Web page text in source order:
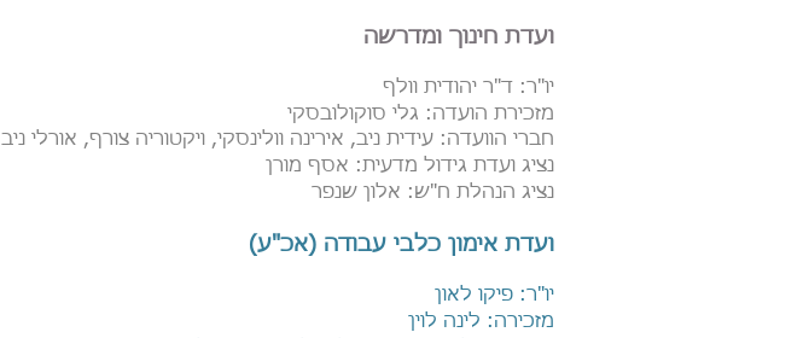
ועדת חינוך ומדרשה
יו"ר: ד"ר יהודית וולף
מזכירת הועדה: גלי סוקולובסקי
חברי הוועדה: עידית ניב, אירינה וולינסקי, ויקטוריה צורף, אורלי ניב
נציג ועדת גידול מדעית: אסף מורן
נציג הנהלת ח"ש: אלון שנפר
ועדת אימון כלבי עבודה (אכ"ע)
יו"ר: פיקו לאון
מזכירה: לינה לוין